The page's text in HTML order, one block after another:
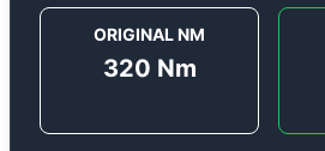
ORIGINAL NM
320 Nm